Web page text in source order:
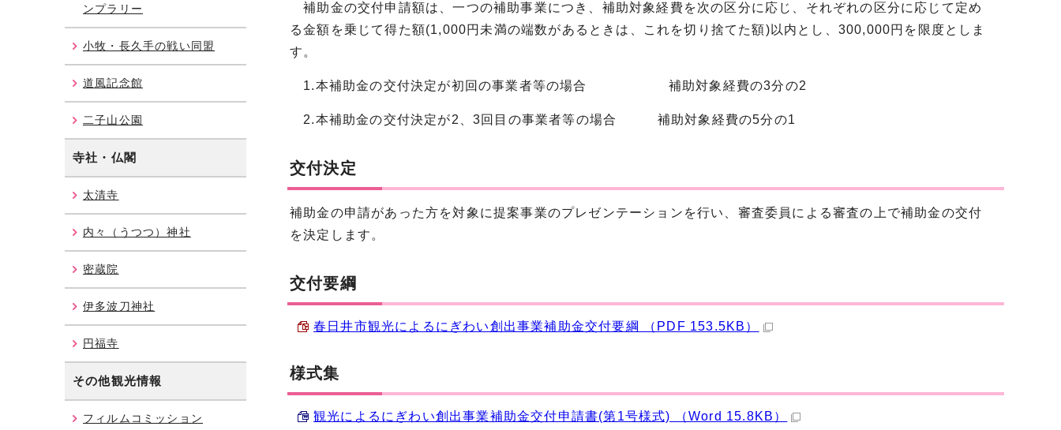
補助金の交付申請額は、一つの補助事業につき、補助対象経費を次の区分に応じ、それぞれの区分に応じて定め
る金額を乗じて得た額(1,000円未満の端数があるときは、これを切り捨てた額)以内とし、300,000円を限度としま
す。
1.本補助金の交付決定が初回の事業者等の場合 補助対象経費の3分の2
2.本補助金の交付決定が2、3回目の事業者等の場合 補助対象経費の5分の1
交付決定
補助金の申請があった方を対象に提案事業のプレゼンテーションを行い、審査委員による審査の上で補助金の交付
を決定します。
交付要綱
春日井市観光によるにぎわい創出事業補助金交付要綱 （PDF 153.5KB）
様式集
観光によるにぎわい創出事業補助金交付申請書(第1号様式) （Word 15.8KB）
ンプラリー
小牧・長久手の戦い同盟
道風記念館
二子山公園
寺社・仏閣
太清寺
内々（うつつ）神社
密蔵院
伊多波刀神社
円福寺
その他観光情報
フィルムコミッション